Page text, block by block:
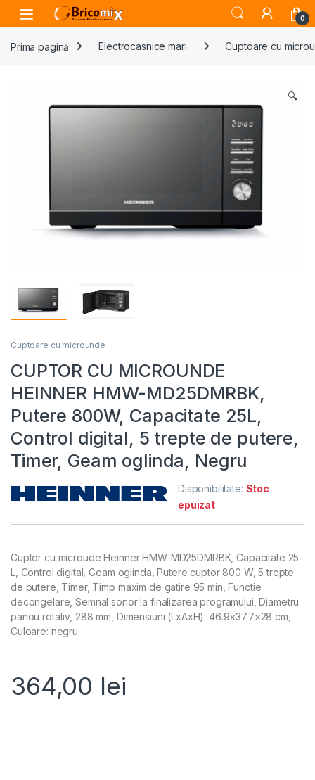
Skip to navigation
Skip to content
Open 0
Prima pagină Electrocasnice mari Cuptoare cu
🔍
Cuptoare cu microunde
CUPTOR CU MICROUNDE
HEINNER HMW-MD25DMRBK,
Putere 800W, Capacitate 25L,
Control digital, 5 trepte de putere,
Timer, Geam oglinda, Negru
Disponibilitate: Stoc
epuizat
Cuptor cu microude Heinner HMW-MD25DMRBK, Capacitate 25
L, Control digital, Geam oglinda, Putere cuptor 800 W, 5 trepte
de putere, Timer, Timp maxim de gatire 95 min, Functie
decongelare, Semnal sonor la finalizarea programului, Diametru
panou rotativ, 288 mm, Dimensiuni (LxAxH): 46.9×37.7×28 cm,
Culoare: negru
364,00 lei